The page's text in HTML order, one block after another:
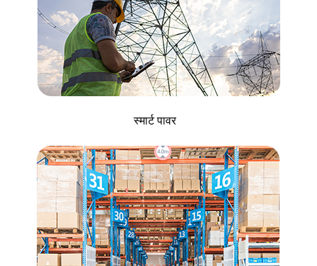
स्मार्ट पावर